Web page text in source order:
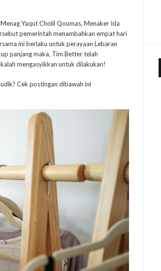
Yaqut Cholil Qoumas, Menaker Ida
pemerintah menambahkan empat hari
ini berlaku untuk perayaan Lebaran
panjang maka, Tim Better telah
mengasyikkan untuk dilakukan!
Cek postingan dibawah ini